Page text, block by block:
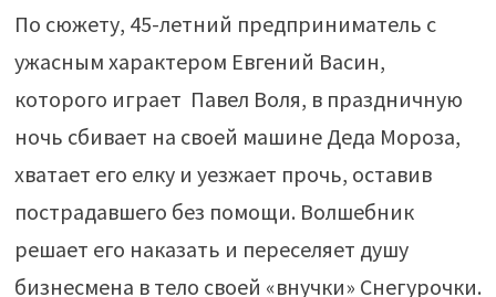
По сюжету, 45-летний предприниматель с
ужасным характером Евгений Васин,
которого играет Павел Воля, в праздничную
ночь сбивает на своей машине Деда Мороза,
хватает его елку и уезжает прочь, оставив
пострадавшего без помощи. Волшебник
решает его наказать и переселяет душу
бизнесмена в тело своей «внучки» Снегурочки.